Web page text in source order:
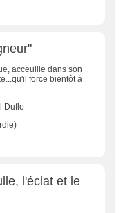
acceuille dans son
force bientôt à
Duflo
l'éclat et le